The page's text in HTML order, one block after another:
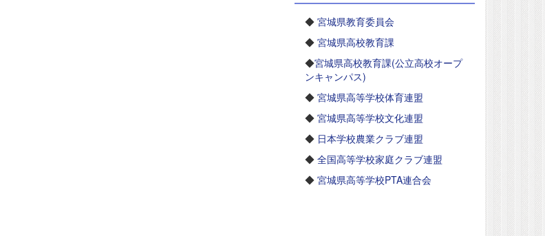
◆ 宮城県教育委員会
◆ 宮城県高校教育課
◆宮城県高校教育課(公立高校オープ
ンキャンパス)
◆ 宮城県高等学校体育連盟
◆ 宮城県高等学校文化連盟
◆ 日本学校農業クラブ連盟
◆ 全国高等学校家庭クラブ連盟
◆ 宮城県高等学校PTA連合会